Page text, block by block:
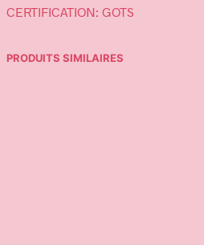
CERTIFICATION: GOTS
PRODUITS SIMILAIRES